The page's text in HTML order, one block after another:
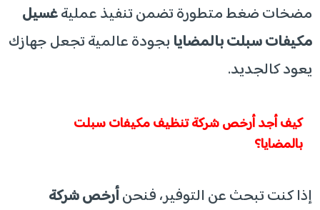
مضخات ضغط متطورة تضمن تنفيذ عمليةغسيل
مكيفات سبلت بالمضايابجودة عالمية تجعل جهازك
يعود كالجديد.
​كيف أجد أرخص شركة تنظيف مكيفات سبلت
بالمضايا؟
​إذا كنت تبحث عن التوفير، فنحنأرخص شركة